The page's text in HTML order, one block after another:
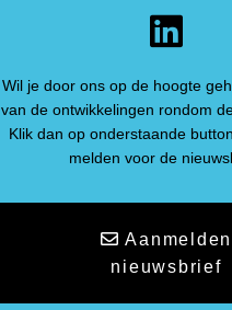
Wil je door ons op de hoogte
van de ontwikkelingen rondom
Klik dan op onderstaande
melden voor de
Aanmelden
nieuwsbrief